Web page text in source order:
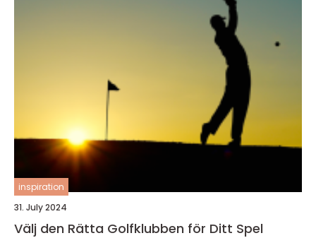
inspiration
31. July 2024
Välj den Rätta Golfklubben för Ditt Spel